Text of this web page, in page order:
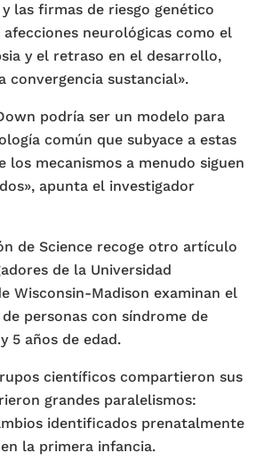
las firmas de riesgo genético
afecciones neurológicas como el
y el retraso en el desarrollo,
convergencia sustancial».
podría ser un modelo para
común que subyace a estas
los mecanismos a menudo siguen
apunta el investigador
de Science recoge otro artículo
de la Universidad
Wisconsin-Madison examinan el
personas con síndrome de
5 años de edad.
científicos compartieron sus
grandes paralelismos:
identificados prenatalmente
la primera infancia.